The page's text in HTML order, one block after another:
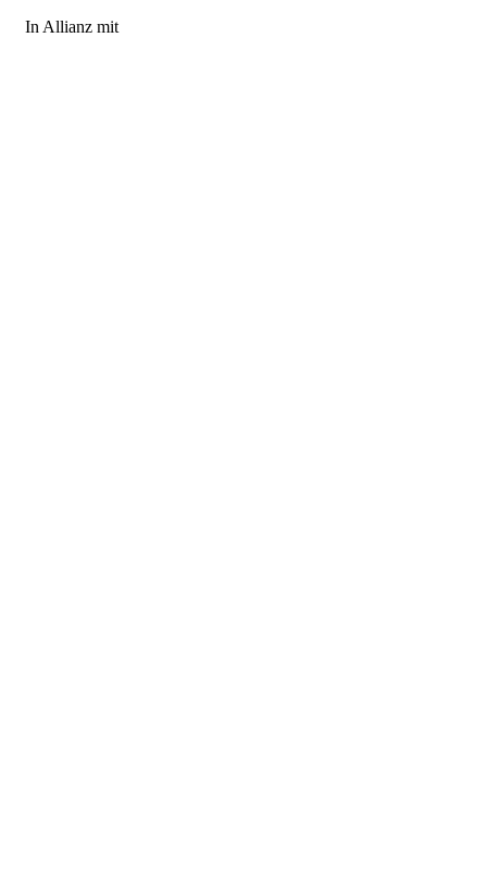
In Allianz mit